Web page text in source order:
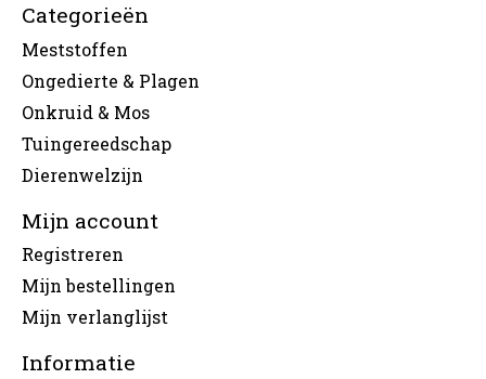
Categorieën
Meststoffen
Ongedierte & Plagen
Onkruid & Mos
Tuingereedschap
Dierenwelzijn
Mijn account
Registreren
Mijn bestellingen
Mijn verlanglijst
Informatie